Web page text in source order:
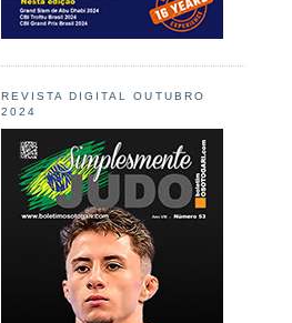
REVISTA DIGITAL OUTUBRO
2024